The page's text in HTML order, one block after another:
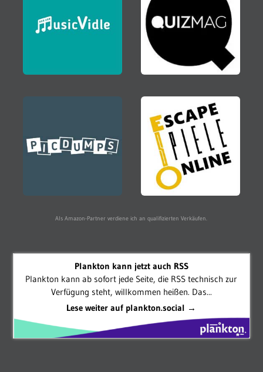
Als Amazon-Partner verdiene ich an qualifizierten Verkäufen.
Plankton kann jetzt auch RSS
Plankton kann ab sofort jede Seite, die RSS technisch zur
Verfügung steht, willkommen heißen. Das...
Lese weiter auf plankton.social →